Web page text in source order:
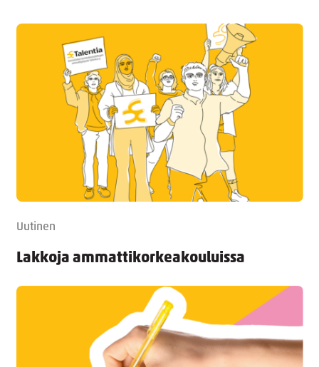
Uutinen
Lakkoja ammattikorkeakouluissa